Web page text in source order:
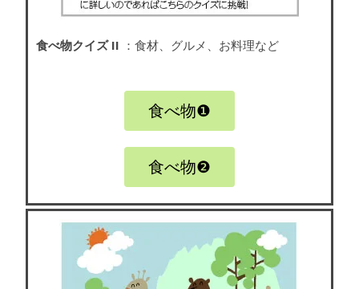
食べ物クイズ II ：食材、グルメ、お料理など
食べ物❶
食べ物❷